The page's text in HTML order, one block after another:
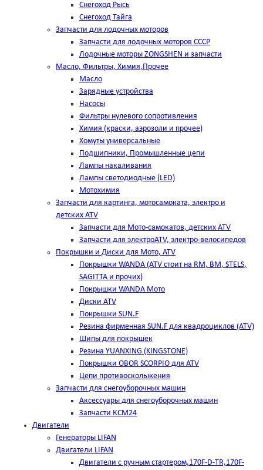
Снегоход Рысь
Снегоход Тайга
Запчасти для лодочных моторов
Запчасти для лодочных моторов СССР
Лодочные моторы ZONGSHEN и запчасти
Масло, Фильтры, Химия,Прочее
Масло
Зарядные устройства
Насосы
Фильтры нулевого сопротивления
Химия (краски, аэрозоли и прочее)
Хомуты универсальные
Подшипники, Промышленные цепи
Лампы накаливания
Лампы светодиодные (LED)
Мотохимия
Запчасти для картинга, мотосамоката, электро и
детских ATV
Запчасти для Мото-самокатов, детских ATV
Запчасти для электроATV, электро-велосипедов
Покрышки и Диски для Мото, ATV
Покрышки WANDA (АТV стоит на RM, BM, STELS,
SAGITTA и прочих)
Покрышки WANDA Мото
Диски ATV
Покрышки SUN.F
Резина фирменная SUN.F для квадроциклов (АТV)
Шипы для покрышек
Резина YUANXING (KINGSTONE)
Покрышки OBOR SCORPIO для ATV
Цепи противоскольжения
Запчасти для снегоуборочных машин
Аксессуары для снегоуборочных машин
Запчасти КСМ24
Двигатели
Генераторы LIFAN
Двигатели LIFAN
Двигатели с ручным стартером,170F-D-TR,170F-